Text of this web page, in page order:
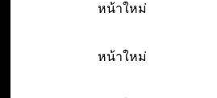
หน้าใหม่
หน้าใหม่